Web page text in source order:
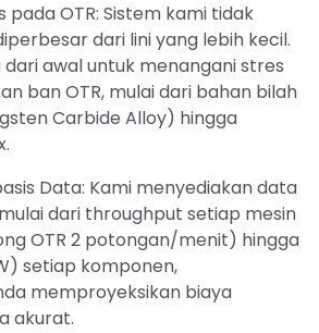
pada OTR: Sistem kami tidak
dari lini yang lebih kecil.
awal untuk menangani stres
ban OTR, mulai dari bahan bilah
Carbide Alloy) hingga
Data: Kami menyediakan data
dari throughput setiap mesin
OTR 2 potongan/menit) hingga
setiap komponen,
memproyeksikan biaya
akurat.